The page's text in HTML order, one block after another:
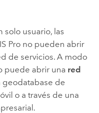
solo usuario, las
Prono pueden abrir
de servicios. A modo
puede abrir una red
geodatabase de
o a través de una